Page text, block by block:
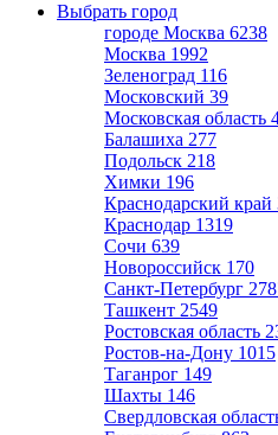
Выбрать город
городе Москва 6238
Москва 1992
Зеленоград 116
Московский 39
Московская область
Балашиха 277
Подольск 218
Химки 196
Краснодарский край
Краснодар 1319
Сочи 639
Новороссийск 170
Санкт-Петербург
Ташкент 2549
Ростовская область
Ростов-на-Дону 1015
Таганрог 149
Шахты 146
Свердловская